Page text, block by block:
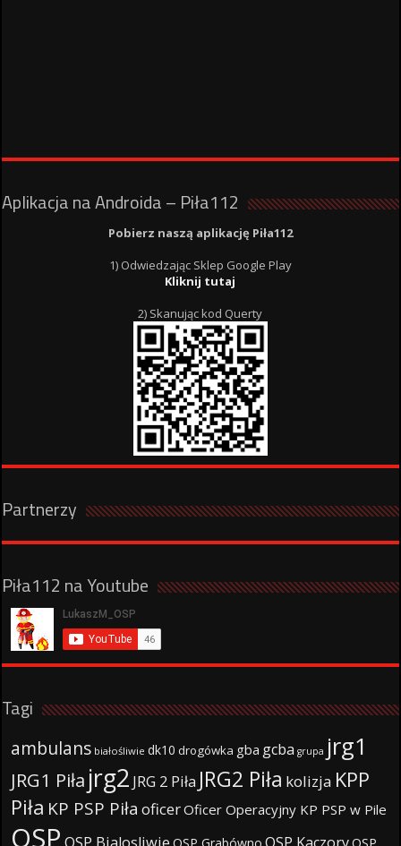
Aplikacja na Androida – Piła112
Pobierz naszą aplikację Piła112
1) Odwiedzając Sklep Google Play
Kliknij tutaj
2) Skanując kod Querty
Partnerzy
Piła112 na Youtube
Tagi
ambulans białośliwie dk10 drogówka gba gcba grupa jrg1
JRG1 Piła jrg2 JRG 2 Piła JRG2 Piła kolizja KPP
Piła KP PSP Piła oficerOficer Operacyjny KP PSP w Pile
OSP